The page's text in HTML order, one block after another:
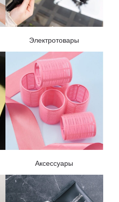
Электротовары
Аксессуары